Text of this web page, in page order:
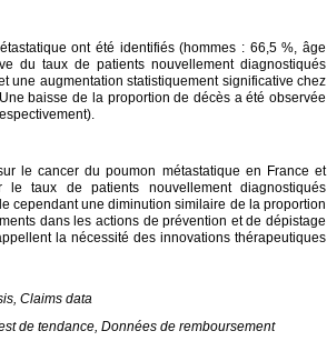
ont été identifiés (hommes : 66,5 %, âge
du taux de patients nouvellement diagnostiqués
une augmentation statistiquement significative chez
baisse de la proportion de décès a été observée
le cancer du poumon métastatique en France et
taux de patients nouvellement diagnostiqués
cependant une diminution similaire de la proportion
dans les actions de prévention et de dépistage
la nécessité des innovations thérapeutiques
Claims data
de tendance, Données de remboursement